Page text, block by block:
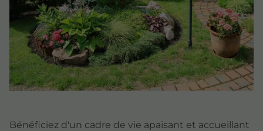
Bénéficiez d'un cadre de vie apaisant et accueillant